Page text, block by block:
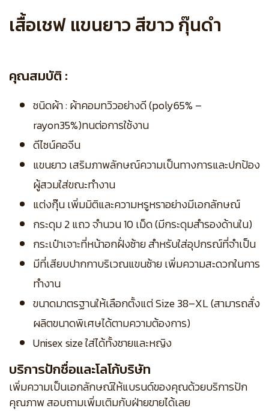
เสื้อเชฟ แขนยาว สีขาว กุ๊นดำ
คุณสมบัติ :
ชนิดผ้า : ผ้าคอมทวิวอย่างดี (poly65% –
rayon35%)ทนต่อการใช้งาน
ดีไซน์คอจีน
แขนยาว เสริมภาพลักษณ์ความเป็นทางการและปกป้อง
ผู้สวมใส่ขณะทำงาน
แต่งกุ๊น เพิ่มมิติและความหรูหราอย่างมีเอกลักษณ์
กระดุม 2 แถว จำนวน 10 เม็ด (มีกระดุมสำรองด้านใน)
กระเป๋าเจาะที่หน้าอกฝั่งซ้าย สำหรับใส่อุปกรณ์ที่จำเป็น
มีที่เสียบปากกาบริเวณแขนซ้าย เพิ่มความสะดวกในการ
ทำงาน
ขนาดมาตรฐานให้เลือกตั้งแต่ Size 38–XL (สามารถสั่ง
ผลิตขนาดพิเศษได้ตามความต้องการ)
Unisex size ใส่ได้ทั้งชายและหญิง
บริการปักชื่อและโลโก้บริษัท
เพิ่มความเป็นเอกลักษณ์ให้แบรนด์ของคุณด้วยบริการปัก
คุณภาพ สอบถามเพิ่มเติมกับฝ่ายขายได้เลย